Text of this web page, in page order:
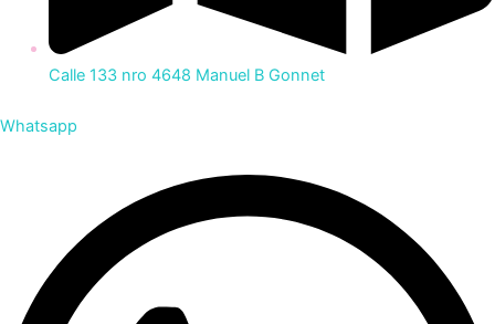
Calle 133 nro 4648 Manuel B Gonnet
Whatsapp